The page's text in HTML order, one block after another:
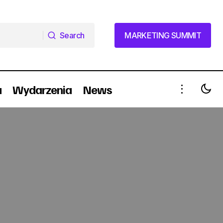
Search
MARKETING SUMMIT
MARKETING SUMMIT
Wydarzenia News